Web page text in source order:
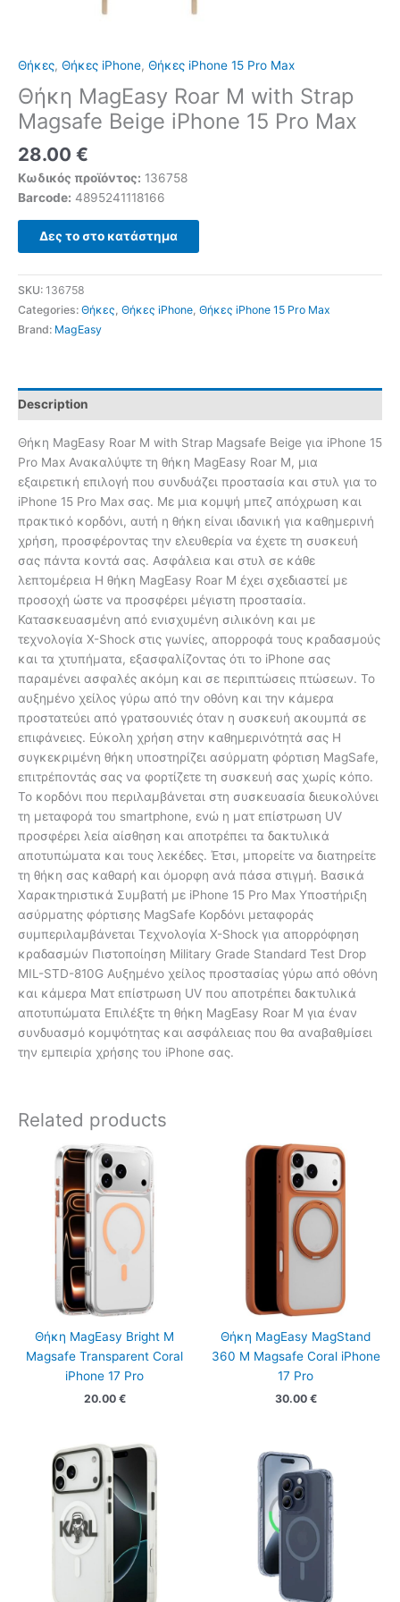
Θήκες, Θήκες iPhone, Θήκες iPhone 15 Pro Max
Θήκη MagEasy Roar M with Strap
Magsafe Beige iPhone 15 Pro Max
28.00 €
Κωδικός προϊόντος: 136758
Barcode: 4895241118166
Δες το στο κατάστημα
SKU: 136758
Categories: Θήκες Θήκες iPhone Θήκες iPhone 15 Pro Max
Brand: MagEasy
Description
Θήκη MagEasy Roar M with Strap Magsafe Beige για iPhone 15
Pro Max Ανακαλύψτε τη θήκη MagEasy Roar M, μια
εξαιρετική επιλογή που συνδυάζει προστασία και στυλ για το
iPhone 15 Pro Max σας. Με μια κομψή μπεζ απόχρωση και
πρακτικό κορδόνι, αυτή η θήκη είναι ιδανική για καθημερινή
χρήση, προσφέροντας την ελευθερία να έχετε τη συσκευή
σας πάντα κοντά σας. Ασφάλεια και στυλ σε κάθε
λεπτομέρεια Η θήκη MagEasy Roar M έχει σχεδιαστεί με
προσοχή ώστε να προσφέρει μέγιστη προστασία.
Κατασκευασμένη από ενισχυμένη σιλικόνη και με
τεχνολογία X-Shock στις γωνίες, απορροφά τους κραδασμούς
και τα χτυπήματα, εξασφαλίζοντας ότι το iPhone σας
παραμένει ασφαλές ακόμη και σε περιπτώσεις πτώσεων. Το
αυξημένο χείλος γύρω από την οθόνη και την κάμερα
προστατεύει από γρατσουνιές όταν η συσκευή ακουμπά σε
επιφάνειες. Εύκολη χρήση στην καθημερινότητά σας Η
συγκεκριμένη θήκη υποστηρίζει ασύρματη φόρτιση MagSafe,
επιτρέποντάς σας να φορτίζετε τη συσκευή σας χωρίς κόπο.
Το κορδόνι που περιλαμβάνεται στη συσκευασία διευκολύνει
τη μεταφορά του smartphone, ενώ η ματ επίστρωση UV
προσφέρει λεία αίσθηση και αποτρέπει τα δακτυλικά
αποτυπώματα και τους λεκέδες. Έτσι, μπορείτε να διατηρείτε
τη θήκη σας καθαρή και όμορφη ανά πάσα στιγμή. Βασικά
Χαρακτηριστικά Συμβατή με iPhone 15 Pro Max Υποστήριξη
ασύρματης φόρτισης MagSafe Κορδόνι μεταφοράς
συμπεριλαμβάνεται Τεχνολογία X-Shock για απορρόφηση
κραδασμών Πιστοποίηση Military Grade Standard Test Drop
MIL-STD-810G Αυξημένο χείλος προστασίας γύρω από οθόνη
και κάμερα Ματ επίστρωση UV που αποτρέπει δακτυλικά
αποτυπώματα Επιλέξτε τη θήκη MagEasy Roar M για έναν
συνδυασμό κομψότητας και ασφάλειας που θα αναβαθμίσει
την εμπειρία χρήσης του iPhone σας.
Related products
Θήκη MagEasy Bright M
Magsafe Transparent Coral
iPhone 17 Pro
20.00 €
Θήκη MagEasy MagStand
360 M Magsafe Coral iPhone
17 Pro
30.00 €